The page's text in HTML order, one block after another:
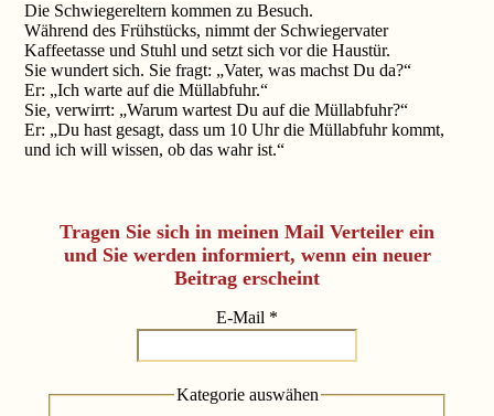
Die Schwiegereltern kommen zu Besuch.
Während des Frühstücks, nimmt der Schwiegervater
Kaffeetasse und Stuhl und setzt sich vor die Haustür.
Sie wundert sich. Sie fragt: „Vater, was machst Du da?“
Er: „Ich warte auf die Müllabfuhr.“
Sie, verwirrt: „Warum wartest Du auf die Müllabfuhr?“
Er: „Du hast gesagt, dass um 10 Uhr die Müllabfuhr kommt,
und ich will wissen, ob das wahr ist.“
Tragen Sie sich in meinen Mail Verteiler ein
und Sie werden informiert, wenn ein neuer
Beitrag erscheint
E-Mail *
Kategorie auswähen